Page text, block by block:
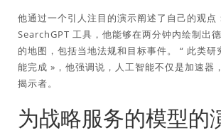
他通过一个引人注目的演示阐述了自己的观点
SearchGPT 工具，他能够在两分钟内绘制出
的地图，包括当地法规和目标事件。 “ 此类研
能完成 »，他强调说，人工智能不仅是加速器
揭示者。
为战略服务的模型的